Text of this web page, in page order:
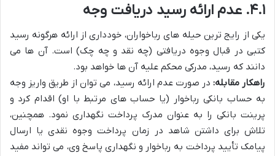
۴.۱. عدم ارائه رسید دریافت وجه
یکی از رایج ترین حیله های رباخواران، خودداری از ارائه هرگونه رسید
کتبی در قبال وجوه دریافتی (چه نقد و چه چک) است. آن ها می
دانند که رسید، مدرکی محکم علیه آن ها خواهد بود.
راهکار مقابله: در صورت عدم ارائه رسید، می توان از طریق واریز وجه
به حساب بانکی رباخوار (یا حساب های مرتبط با او) اقدام کرد و
پرینت بانکی را به عنوان مدرک پرداخت نگهداری نمود. همچنین،
تلاش برای داشتن شاهد در زمان پرداخت وجوه نقدی یا ارسال
پیامک تأیید پرداخت به رباخوار و نگهداری پاسخ وی، می تواند مفید